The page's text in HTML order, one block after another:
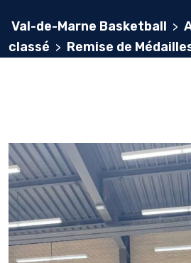
Val-de-Marne Basketball >
classé > Remise de